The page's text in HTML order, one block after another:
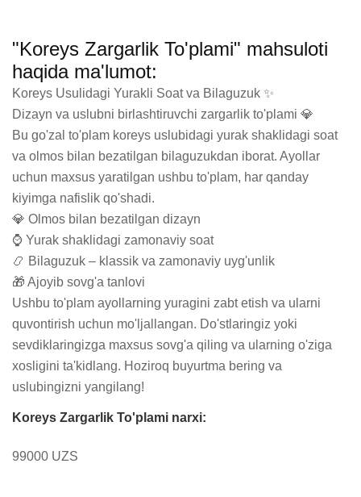
"Koreys Zargarlik To'plami" mahsuloti
haqida ma'lumot:
Koreys Usulidagi Yurakli Soat va Bilaguzuk ✨
Dizayn va uslubni birlashtiruvchi zargarlik to'plami 💎
Bu go'zal to'plam koreys uslubidagi yurak shaklidagi soat
va olmos bilan bezatilgan bilaguzukdan iborat. Ayollar
uchun maxsus yaratilgan ushbu to'plam, har qanday
kiyimga nafislik qo'shadi.
💎 Olmos bilan bezatilgan dizayn
⌚ Yurak shaklidagi zamonaviy soat
📿 Bilaguzuk – klassik va zamonaviy uyg'unlik
🎁 Ajoyib sovg'a tanlovi
Ushbu to'plam ayollarning yuragini zabt etish va ularni
quvontirish uchun mo'ljallangan. Do'stlaringiz yoki
sevdiklaringizga maxsus sovg'a qiling va ularning o'ziga
xosligini ta'kidlang. Hoziroq buyurtma bering va
uslubingizni yangilang!
Koreys Zargarlik To'plami narxi:
99000 UZS